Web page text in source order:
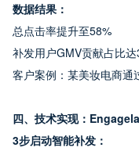
数据结果：
总点击率提升至58%
补发用户GMV贡献占比
客户案例：某美妆电商
四、技术实现：
3步启动智能补发：